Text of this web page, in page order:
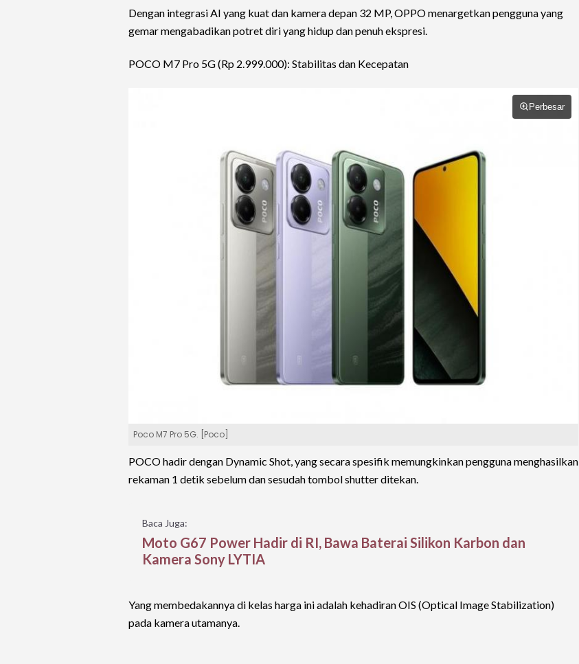
Dengan integrasi AI yang kuat dan kamera depan 32 MP, OPPO menargetkan pengguna yang
gemar mengabadikan potret diri yang hidup dan penuh ekspresi.
POCO M7 Pro 5G (Rp 2.999.000): Stabilitas dan Kecepatan
Perbesar
Poco M7 Pro 5G. [Poco]
POCO hadir dengan Dynamic Shot, yang secara spesifik memungkinkan pengguna menghasilkan
rekaman 1 detik sebelum dan sesudah tombol shutter ditekan.
Baca Juga:
Moto G67 Power Hadir di RI, Bawa Baterai Silikon Karbon dan
Kamera Sony LYTIA
Yang membedakannya di kelas harga ini adalah kehadiran OIS (Optical Image Stabilization)
pada kamera utamanya.